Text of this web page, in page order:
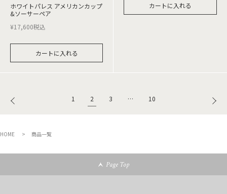
ホワイトパレス アメリカンカップ
&ソーサーペア
¥17,600税込
カートに入れる
カートに入れる
1 2 3 … 10
HOME 商品一覧
Page Top